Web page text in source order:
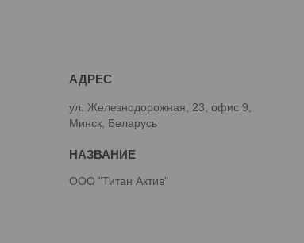
ул. Железнодорожная, 23, офис 9,
Минск, Беларусь
ООО "Титан Актив"